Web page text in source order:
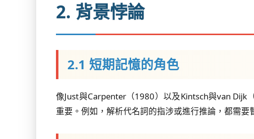
2. 背景悖論
2.1 短期記憶的角色
像Just與Carpenter（1980）以及Kintsch與van Dijk
重要。例如，解析代名詞的指涉或進行推論，都需要